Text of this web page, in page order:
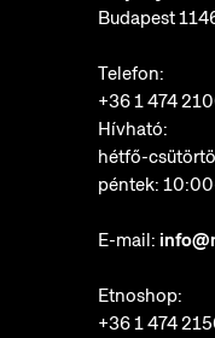
Budapest
Telefon:
+36 1 474
Hívható:
hétfő-
péntek:
E-mail:
Etnoshop:
+36 1 474